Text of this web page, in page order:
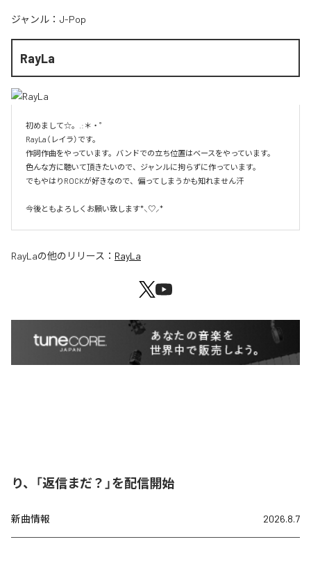
ジャンル： J-Pop
RayLa
初めまして☆。.:＊・゜
RayLa（レイラ）です。
作詞作曲をやっています。バンドでの立ち位置はベースをやっています。
色んな方に聴いて頂きたいので、ジャンルに拘らずに作っています。
でもやはりROCKが好きなので、偏ってしまうかも知れません汗
今後ともよろしくお願い致します*⸜♡⸝*
RayLaの他のリリース： RayLa
り、「返信まだ？」を配信開始
新曲情報 2026.8.7